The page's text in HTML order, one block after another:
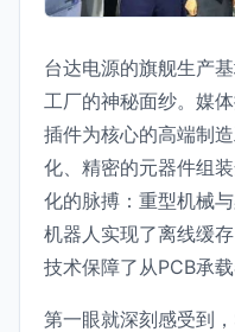
台达电源的旗舰生产
工厂的神秘面纱。媒
插件为核心的高端制
化、精密的元器件组
化的脉搏：重型机械
机器人实现了离线缓
技术保障了从PCB承
第一眼就深刻感受到